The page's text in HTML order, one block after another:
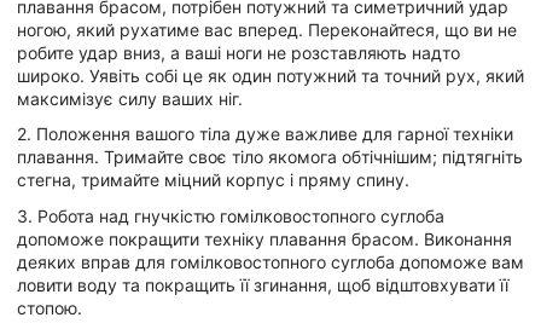
плавання брасом, потрібен потужний та симетричний удар
ногою, який рухатиме вас вперед. Переконайтеся, що ви не
робите удар вниз, а ваші ноги не розставляють надто
широко. Уявіть собі це як один потужний та точний рух, який
максимізує силу ваших ніг.
2. Положення вашого тіла дуже важливе для гарної техніки
плавання. Тримайте своє тіло якомога обтічнішим; підтягніть
стегна, тримайте міцний корпус і пряму спину.
3. Робота над гнучкістю гомілковостопного суглоба
допоможе покращити техніку плавання брасом. Виконання
деяких вправ для гомілковостопного суглоба допоможе вам
ловити воду та покращить її згинання, щоб відштовхувати її
стопою.